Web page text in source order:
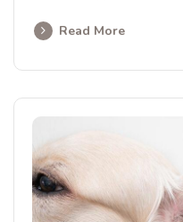
Read More